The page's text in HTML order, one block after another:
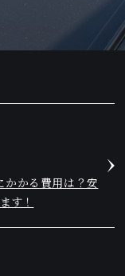
かる費用は？安
す！